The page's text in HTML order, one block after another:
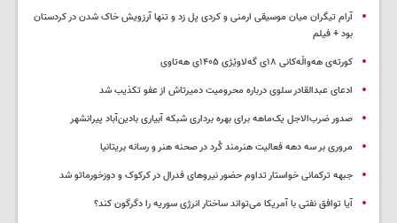
آرام تیگران میان موسیقی ارمنی و کردی پل زد و تنها آرزویش خاک شدن در کردستان
بود + فیلم
کورتەی هەواڵەکانی ۱۸ی گەلاوێژی ۱۴۰۵ی هەتاوی
ادعای عبدالقادر سلوی درباره محرومیت دمیرتاش از عفو تکذیب شد
صدور ضرب‌الاجل یک‌ماهه برای بهره برداری شبکه آبیاری بادین‌آباد پیرانشهر
مروری بر سه دهه فعالیت هنرمند کُرد در صحنه هنر و رسانه بریتانیا
جبهه ترکمانی خواستار تداوم حضور نیروهای فدرال در کرکوک و دوزخورماتو شد
آیا توافق نفتی با آمریکا می‌تواند ساختار انرژی سوریه را دگرگون کند؟